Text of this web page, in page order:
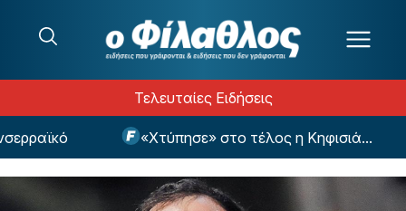
Τελευταίες Ειδήσεις
«Χτύπησε» στο τέλος η Κηφισιά...